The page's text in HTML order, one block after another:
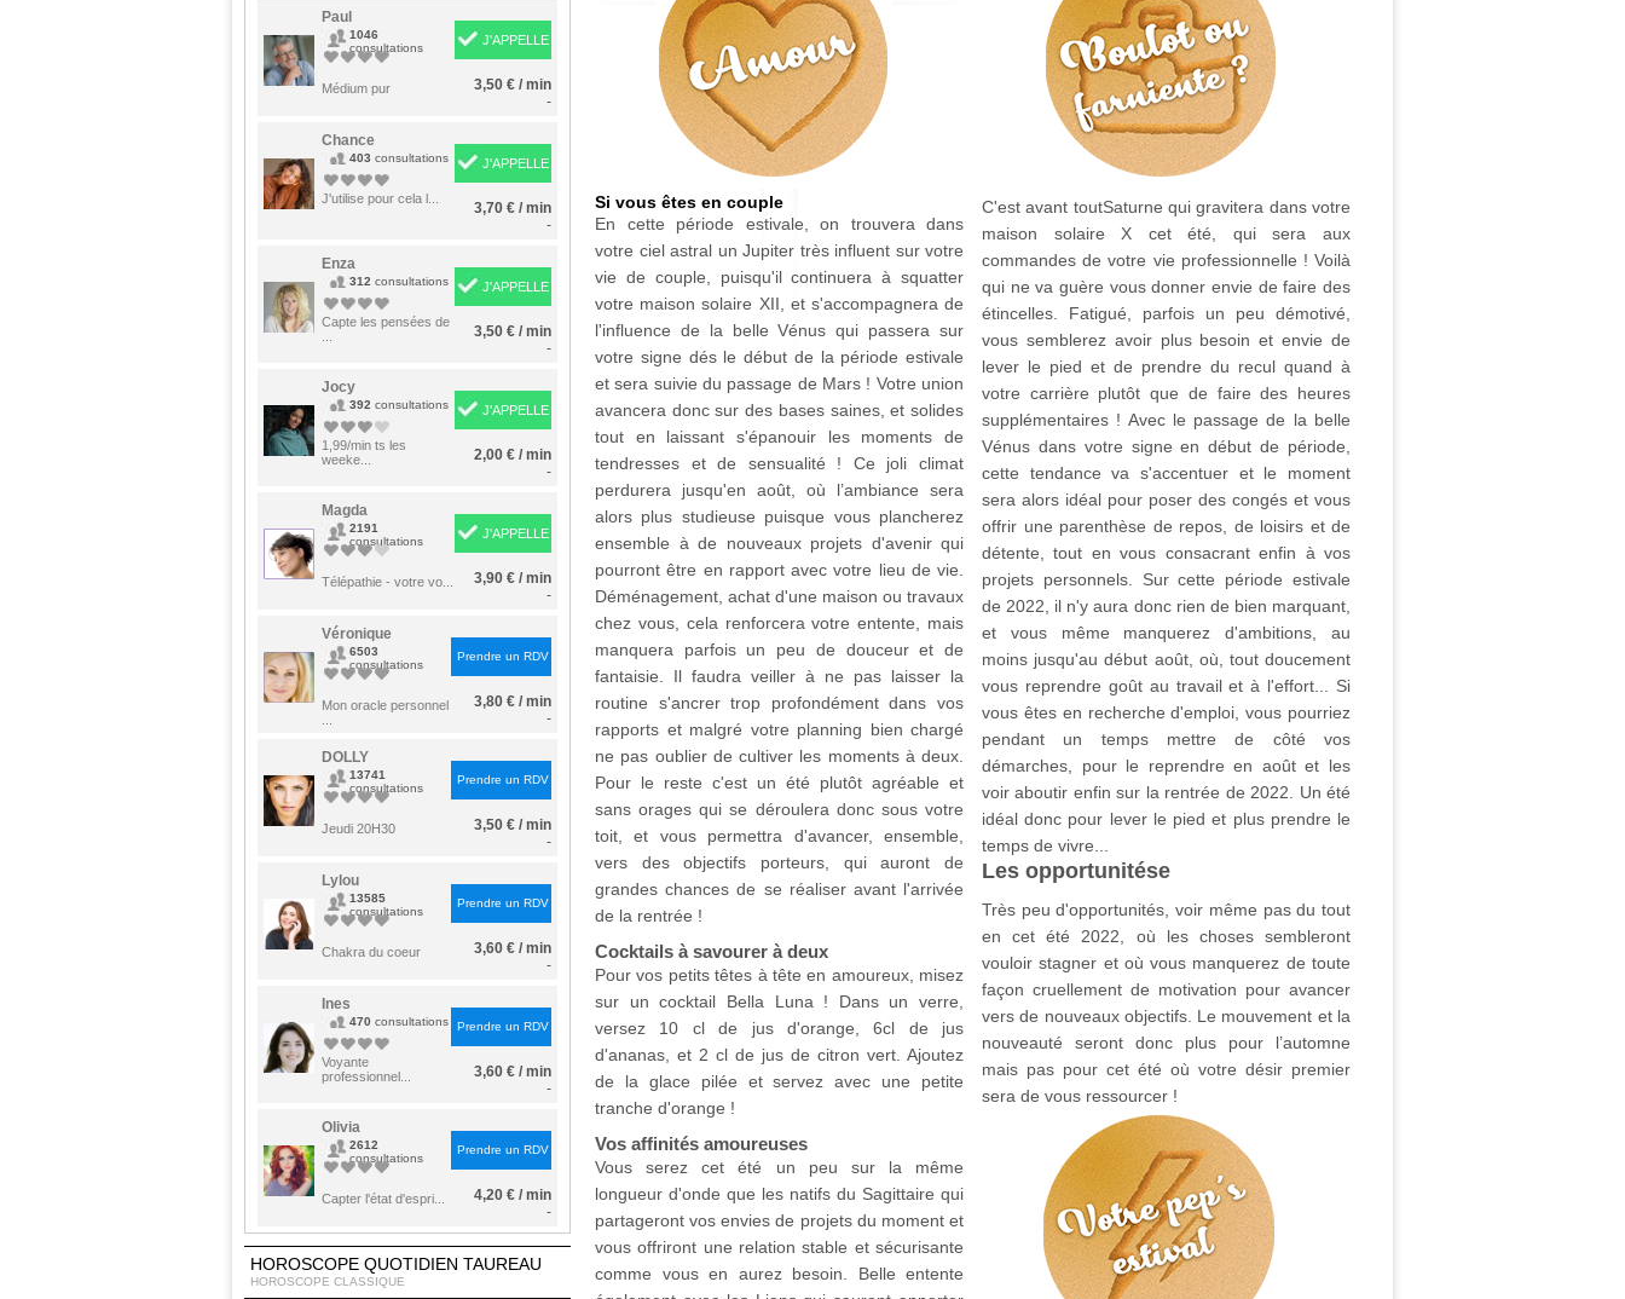
Lion Vierge Scorpion
Sagittaire Capricorne Verseau
Paul
1046
consultations
Médium pur
J'APPELLE
3,50 € / min
-
Chance
403 consultations
J'utilise pour cela l...
J'APPELLE
3,70 € / min
-
Enza
312 consultations
Capte les pensées de
J'APPELLE
3,50 € / min
-
Jocy
392 consultations
1,99/min ts les
weeke...
J'APPELLE
2,00 € / min
-
Magda
2191
consultations
Télépathie - votre vo...
J'APPELLE
3,90 € / min
-
Véronique
6503
consultations
Mon oracle personnel
Prendre un RDV
3,80 € / min
-
DOLLY
13741
consultations
Jeudi 20H30
Prendre un RDV
3,50 € / min
-
Lylou
13585
consultations
Chakra du coeur
Prendre un RDV
3,60 € / min
-
Ines
470 consultations
Voyante
professionnel...
Prendre un RDV
3,60 € / min
-
Olivia
2612
consultations
Capter l'état d'espri...
Prendre un RDV
4,20 € / min
-
HOROSCOPE QUOTIDIEN TAUREAU
HOROSCOPE CLASSIQUE
Si vous êtes en couple
En cette période estivale, on trouvera dans
votre ciel astral un Jupiter très influent sur votre
vie de couple, puisqu'il continuera à squatter
votre maison solaire XII, et s'accompagnera de
l'influence de la belle Vénus qui passera sur
votre signe dés le début de la période estivale
et sera suivie du passage de Mars ! Votre union
avancera donc sur des bases saines, et solides
tout en laissant s'épanouir les moments de
tendresses et de sensualité ! Ce joli climat
perdurera jusqu'en août, où l’ambiance sera
alors plus studieuse puisque vous plancherez
ensemble à de nouveaux projets d'avenir qui
pourront être en rapport avec votre lieu de vie.
Déménagement, achat d'une maison ou travaux
chez vous, cela renforcera votre entente, mais
manquera parfois un peu de douceur et de
fantaisie. Il faudra veiller à ne pas laisser la
routine s'ancrer trop profondément dans vos
rapports et malgré votre planning bien chargé
ne pas oublier de cultiver les moments à deux.
Pour le reste c'est un été plutôt agréable et
sans orages qui se déroulera donc sous votre
toit, et vous permettra d'avancer, ensemble,
vers des objectifs porteurs, qui auront de
grandes chances de se réaliser avant l'arrivée
de la rentrée !
Cocktails à savourer à deux
Pour vos petits têtes à tête en amoureux, misez
sur un cocktail Bella Luna ! Dans un verre,
versez 10 cl de jus d'orange, 6cl de jus
d'ananas, et 2 cl de jus de citron vert. Ajoutez
de la glace pilée et servez avec une petite
tranche d'orange !
Vos affinités amoureuses
Vous serez cet été un peu sur la même
longueur d'onde que les natifs du Sagittaire qui
partageront vos envies de projets du moment et
vous offriront une relation stable et sécurisante
comme vous en aurez besoin. Belle entente
C'est avant toutSaturne qui gravitera dans votre
maison solaire X cet été, qui sera aux
commandes de votre vie professionnelle ! Voilà
qui ne va guère vous donner envie de faire des
étincelles. Fatigué, parfois un peu démotivé,
vous semblerez avoir plus besoin et envie de
lever le pied et de prendre du recul quand à
votre carrière plutôt que de faire des heures
supplémentaires ! Avec le passage de la belle
Vénus dans votre signe en début de période,
cette tendance va s'accentuer et le moment
sera alors idéal pour poser des congés et vous
offrir une parenthèse de repos, de loisirs et de
détente, tout en vous consacrant enfin à vos
projets personnels. Sur cette période estivale
de 2022, il n'y aura donc rien de bien marquant,
et vous même manquerez d'ambitions, au
moins jusqu'au début août, où, tout doucement
vous reprendre goût au travail et à l'effort... Si
vous êtes en recherche d'emploi, vous pourriez
pendant un temps mettre de côté vos
démarches, pour le reprendre en août et les
voir aboutir enfin sur la rentrée de 2022. Un été
idéal donc pour lever le pied et plus prendre le
temps de vivre...
Les opportunitése
Très peu d'opportunités, voir même pas du tout
en cet été 2022, où les choses sembleront
vouloir stagner et où vous manquerez de toute
façon cruellement de motivation pour avancer
vers de nouveaux objectifs. Le mouvement et la
nouveauté seront donc plus pour l’automne
mais pas pour cet été où votre désir premier
sera de vous ressourcer !